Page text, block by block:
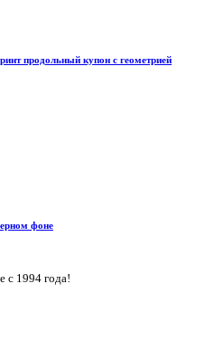
продольный купон с геометрией
фоне
с 1994 года!